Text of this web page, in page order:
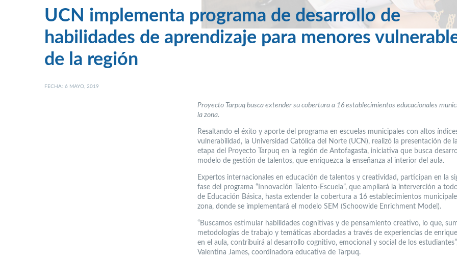
UCN implementa programa de desarrollo de
habilidades de aprendizaje para menores
de la región
FECHA: 6 MAYO, 2019
Proyecto Tarpuq busca extender su cobertura a 16 establecimientos educacionales
la zona.
Resaltando el éxito y aporte del programa en escuelas municipales con altos
vulnerabilidad, la Universidad Católica del Norte (UCN), realizó la presentación de
etapa del Proyecto Tarpuq en la región de Antofagasta, iniciativa que busca
modelo de gestión de talentos, que enriquezca la enseñanza al interior del aula.
Expertos internacionales en educación de talentos y creatividad, participan en la
fase del programa “Innovación Talento-Escuela”, que ampliará la interverción a
de Educación Básica, hasta extender la cobertura a 16 establecimientos
zona, donde se implementará el modelo SEM (Schoowide Enrichment Model).
“Buscamos estimular habilidades cognitivas y de pensamiento creativo, lo que,
metodologías de trabajo y temáticas abordadas a través de experiencias de
en el aula, contribuirá al desarrollo cognitivo, emocional y social de los
Valentina James, coordinadora educativa de Tarpuq.